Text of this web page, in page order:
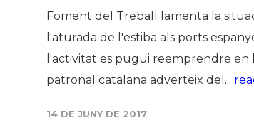
Foment del Treball lamenta la
l'aturada de l'estiba als ports
l'activitat es pugui reemprendre en
patronal catalana adverteix del...
14 DE JUNY DE 2017